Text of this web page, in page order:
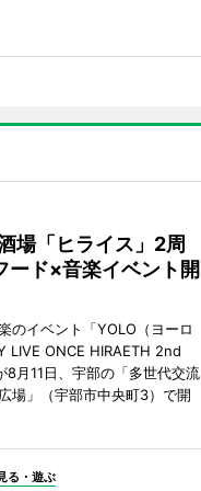
場「ヒライス」2周
ド×音楽イベント開
のイベント「YOLO（ヨーロ
LIVE ONCE HIRAETH 2nd
月11日、宇部の「多世代交流
場」（宇部市中央町3）で開
る・遊ぶ